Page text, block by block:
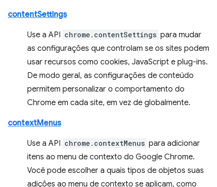
contentSettings
Use a API chrome.contentSettings para mudar
as configurações que controlam se os sites podem
usar recursos como cookies, JavaScript e plug-ins.
De modo geral, as configurações de conteúdo
permitem personalizar o comportamento do
Chrome em cada site, em vez de globalmente.
contextMenus
Use a API chrome.contextMenus para adicionar
itens ao menu de contexto do Google Chrome.
Você pode escolher a quais tipos de objetos suas
adições ao menu de contexto se aplicam, como